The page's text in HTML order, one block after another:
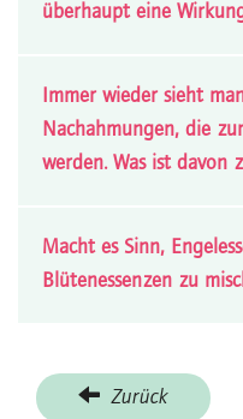
überhaupt eine
Immer wieder sieht
Nachahmungen, die
werden. Was ist davon
Macht es Sinn,
Blütenessenzen zu
Zurück